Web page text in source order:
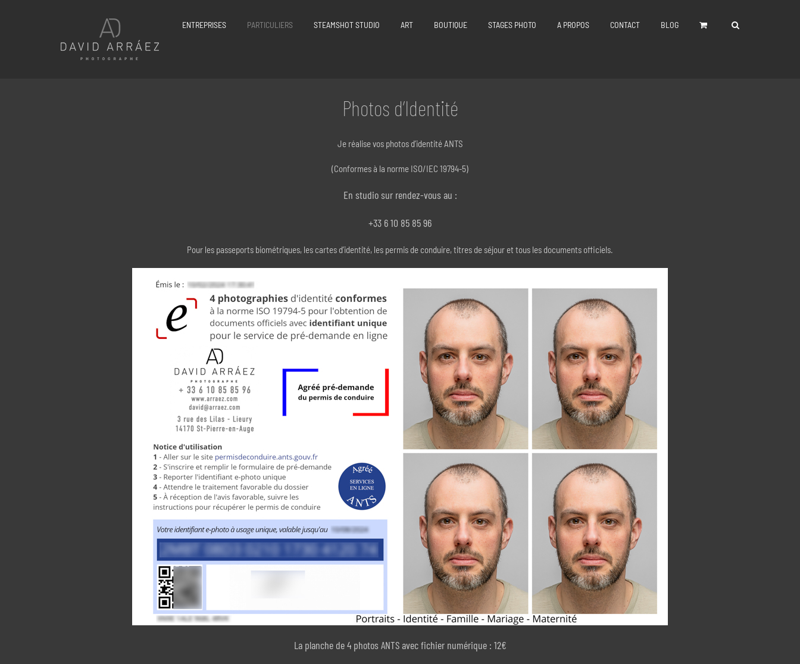
ENTREPRISES PARTICULIERS STEAMSHOT STUDIO ART BOUTIQUE STAGES PHOTO A PROPOS CONTACT BLOG
Photos d’Identité
Je réalise vos photos d’identité ANTS
(Conformes à la norme ISO/IEC 19794-5)
En studio sur rendez-vous au :
+33 6 10 85 85 96
Pour les passeports biométriques, les cartes d’identité, les permis de conduire, titres de séjour et tous les documents officiels.
La planche de 4 photos ANTS avec fichier numérique : 12€